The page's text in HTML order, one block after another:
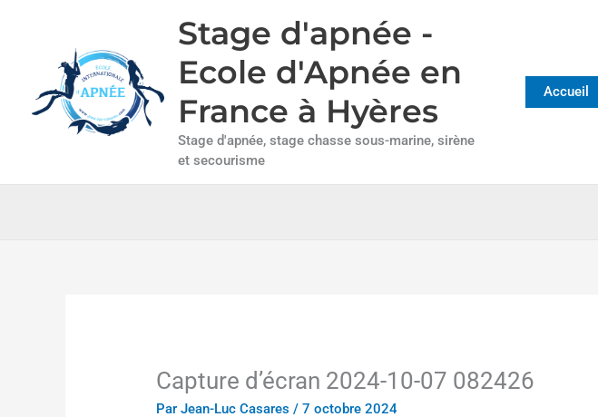
Stage d'apnée -
Ecole d'Apnée en
France à Hyères
Stage d'apnée, stage chasse sous-marine, sirène
et secourisme
Accueil
Capture d’écran 2024-10-07 082426
ParJean-Luc Casares/7 octobre 2024